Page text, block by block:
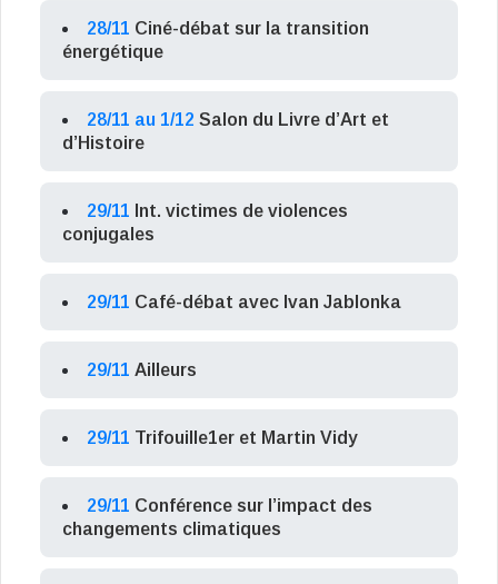
28/11 Ciné-débat sur la transition
énergétique
28/11 au 1/12 Salon du Livre d’Art et
d’Histoire
29/11 Int. victimes de violences
conjugales
29/11 Café-débat avec Ivan Jablonka
29/11 Ailleurs
29/11 Trifouille1er et Martin Vidy
29/11 Conférence sur l’impact des
changements climatiques